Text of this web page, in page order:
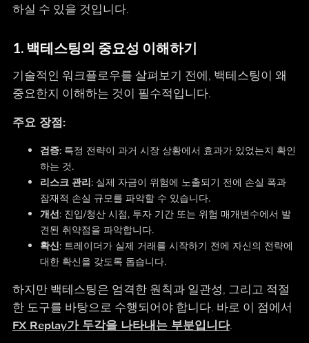
하실 수 있을 것입니다.
1. 백테스팅의 중요성 이해하기
기술적인 워크플로우를 살펴보기 전에, 백테스팅이 왜
중요한지 이해하는 것이 필수적입니다.
주요 장점:
검증: 특정 전략이 과거 시장 상황에서 효과가 있었는지 확인
하는 것.
리스크 관리: 실제 자금이 위험에 노출되기 전에 손실 폭과
잠재적 손실 규모를 파악할 수 있습니다.
개선: 진입/청산 시점, 투자 기간 또는 위험 매개변수에서 발
견된 취약점을 파악합니다.
확신: 트레이더가 실제 거래를 시작하기 전에 자신의 전략에
대한 확신을 갖도록 돕습니다.
하지만 백테스팅은 엄격한 원칙과 일관성, 그리고 적절
한 도구를 바탕으로 수행되어야 합니다. 바로 이 점에서
FX Replay가 두각을 나타내는 부분입니다.